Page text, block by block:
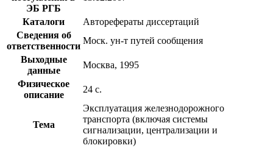
ЭБ РГБ
Каталоги
Авторефераты диссертаций
Сведения об
ответственности
Моск. ун-т путей сообщения
Выходные
данные
Москва, 1995
Физическое
описание
24 с.
Тема
Эксплуатация железнодорожного
транспорта (включая системы
сигнализации, централизации и
блокировки)